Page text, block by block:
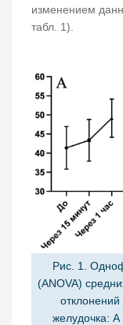
изменением
табл. 1).
Рис. 1.
(ANOVA)
желудочка: А